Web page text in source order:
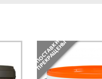
П
О
С
Т
А
В
К
И
П
Р
Е
К
Р
А
Щ
Е
Н
Ы